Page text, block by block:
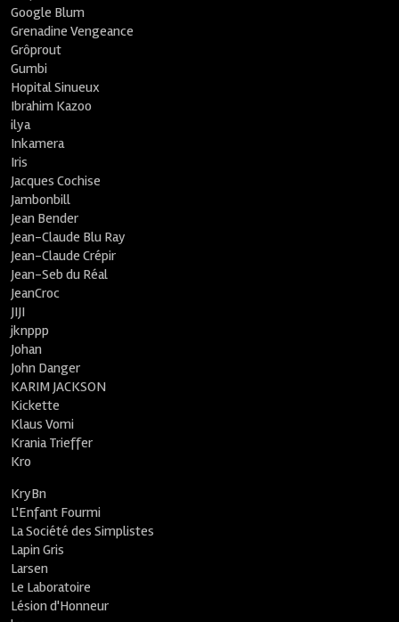
Google Blum
Grenadine Vengeance
Grôprout
Gumbi
Hopital Sinueux
Ibrahim Kazoo
ilya
Inkamera
Iris
Jacques Cochise
Jambonbill
Jean Bender
Jean-Claude Blu Ray
Jean-Claude Crépir
Jean-Seb du Réal
JeanCroc
JIJI
jknppp
Johan
John Danger
KARIM JACKSON
Kickette
Klaus Vomi
Krania Trieffer
Kro
KryBn
L'Enfant Fourmi
La Société des Simplistes
Lapin Gris
Larsen
Le Laboratoire
Lésion d'Honneur